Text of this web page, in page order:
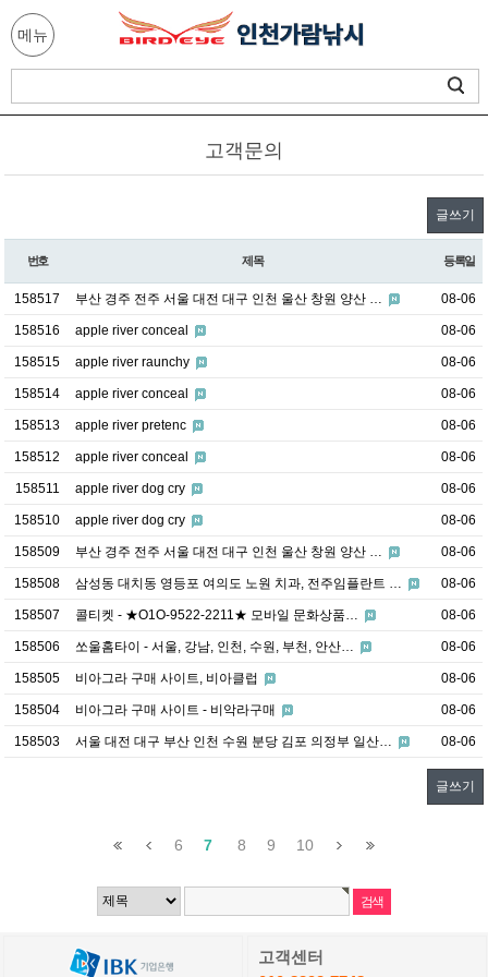
메뉴
고객문의
글쓰기
번호 제목 등록일
158517 부산 경주 전주 서울 대전 대구 인천 울산 창원 양산 … 08-06
158516 apple river conceal 08-06
158515 apple river raunchy 08-06
158514 apple river conceal 08-06
158513 apple river pretenc 08-06
158512 apple river conceal 08-06
158511 apple river dog cry 08-06
158510 apple river dog cry 08-06
158509 부산 경주 전주 서울 대전 대구 인천 울산 창원 양산 … 08-06
158508 삼성동 대치동 영등포 여의도 노원 치과, 전주임플란트 … 08-06
158507 콜티켓 - ★O1O-9522-2211★ 모바일 문화상품… 08-06
158506 쏘울홈타이 - 서울, 강남, 인천, 수원, 부천, 안산… 08-06
158505 비아그라 구매 사이트, 비아클럽 08-06
158504 비아그라 구매 사이트 - 비악라구매 08-06
158503 서울 대전 대구 부산 인천 수원 분당 김포 의정부 일산… 08-06
글쓰기
6 7 8 9 10
고객센터